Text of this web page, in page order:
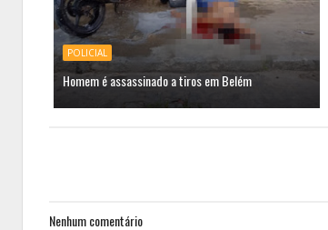
POLICIAL
Homem é assassinado a tiros em Belém
Nenhum comentário